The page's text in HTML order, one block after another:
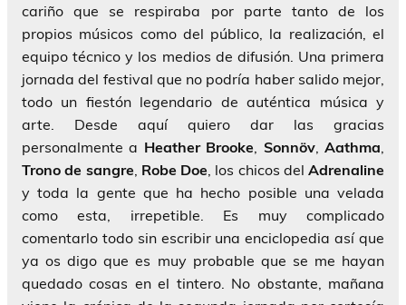
cariño que se respiraba por parte tanto de los
propios músicos como del público, la realización, el
equipo técnico y los medios de difusión. Una primera
jornada del festival que no podría haber salido mejor,
todo un fiestón legendario de auténtica música y
arte. Desde aquí quiero dar las gracias
personalmente a Heather Brooke Sonnöv,Aathma
Trono de sangre Robe Doe , los chicos del Adrenaline
y toda la gente que ha hecho posible una velada
como esta, irrepetible. Es muy complicado
comentarlo todo sin escribir una enciclopedia así que
ya os digo que es muy probable que se me hayan
quedado cosas en el tintero. No obstante, mañana